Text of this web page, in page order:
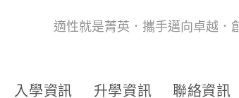
適性就是菁英．攜手邁向卓越．
入學資訊 升學資訊 聯絡資訊